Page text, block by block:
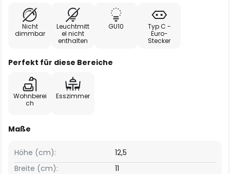
Nicht
dimmbar
Leuchtmitt
el nicht
enthalten
GU10
Typ C -
Euro-
Stecker
Perfekt für diese Bereiche
Wohnberei
ch
Esszimmer
Maße
Breite (cm): 11
Höhe (cm): 12,5